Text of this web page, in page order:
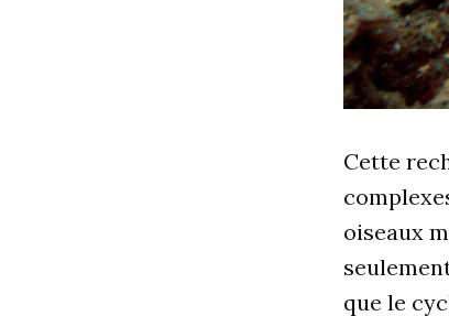
Cette
oiseaux
que le